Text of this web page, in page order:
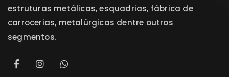
estruturas metálicas, esquadrias, fábrica de
carrocerias, metalúrgicas dentre outros
segmentos.